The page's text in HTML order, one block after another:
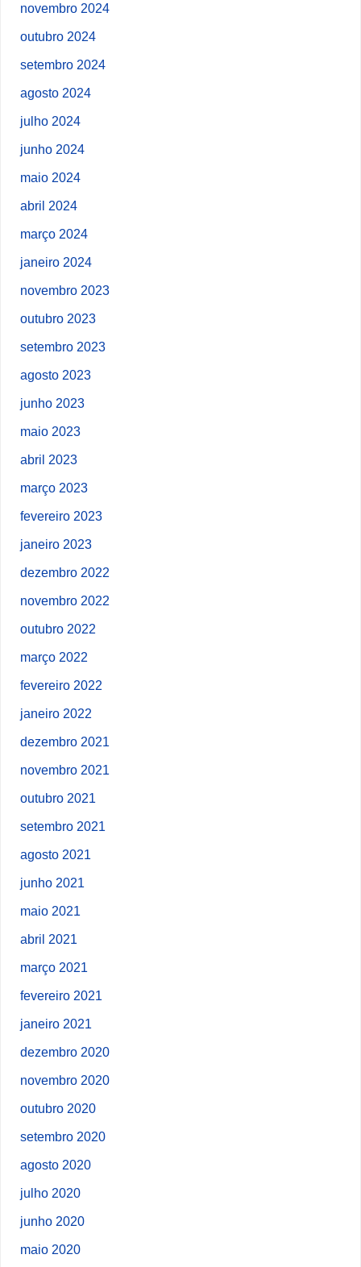
novembro 2024
outubro 2024
setembro 2024
agosto 2024
julho 2024
junho 2024
maio 2024
abril 2024
março 2024
janeiro 2024
novembro 2023
outubro 2023
setembro 2023
agosto 2023
junho 2023
maio 2023
abril 2023
março 2023
fevereiro 2023
janeiro 2023
dezembro 2022
novembro 2022
outubro 2022
março 2022
fevereiro 2022
janeiro 2022
dezembro 2021
novembro 2021
outubro 2021
setembro 2021
agosto 2021
junho 2021
maio 2021
abril 2021
março 2021
fevereiro 2021
janeiro 2021
dezembro 2020
novembro 2020
outubro 2020
setembro 2020
agosto 2020
julho 2020
junho 2020
maio 2020